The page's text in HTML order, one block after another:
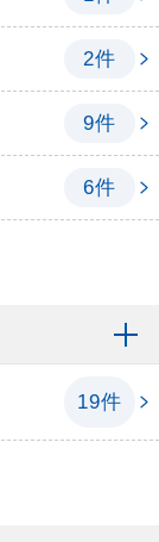
2件
9件
6件
19件